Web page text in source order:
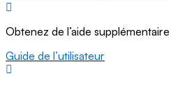
Obtenez de l’aide supplémentaire
Guide de l’utilisateur